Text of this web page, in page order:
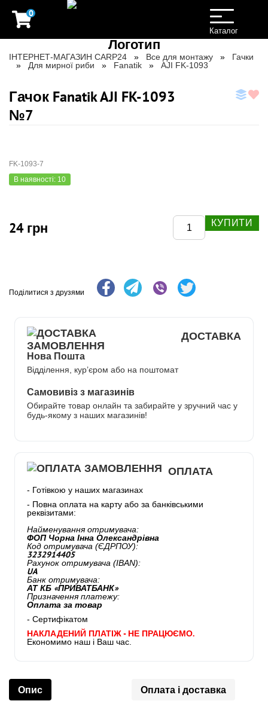
0
Toggle
navigation
Каталог
ІНТЕРНЕТ-МАГАЗИН CARP24 Все для монтажу
Гачки
Для мирної риби
Fanatik AJI FK-1093
Гачок Fanatik AJI FK-1093
№7
FK-1093-7
В наявності: 10
24 грн КУПИТИ
Поділитися з друзями
ДОСТАВКА
Нова Пошта
Відділення, кур’єром або на поштомат
Самовивіз з магазинів
Обирайте товар онлайн та забирайте у зручний час у
будь-якому з наших магазинів!
ОПЛАТА
- Готівкою у наших магазинах
- Повна оплата на карту або за банківськими
реквізитами:
Найменування отримувача:
ФОП Чорна Інна Олександрівна
Код отримувача (ЄДРПОУ):
3232914405
Рахунок отримувача (IBAN):
UA
Банк отримувача:
АТ КБ «ПРИВАТБАНК»
Призначення платежу:
Оплата за товар
- Сертифікатом
НАКЛАДЕНИЙ ПЛАТІЖ - НЕ ПРАЦЮЄМО.
Економимо наш і Ваш час.
Опис Оплата і доставка